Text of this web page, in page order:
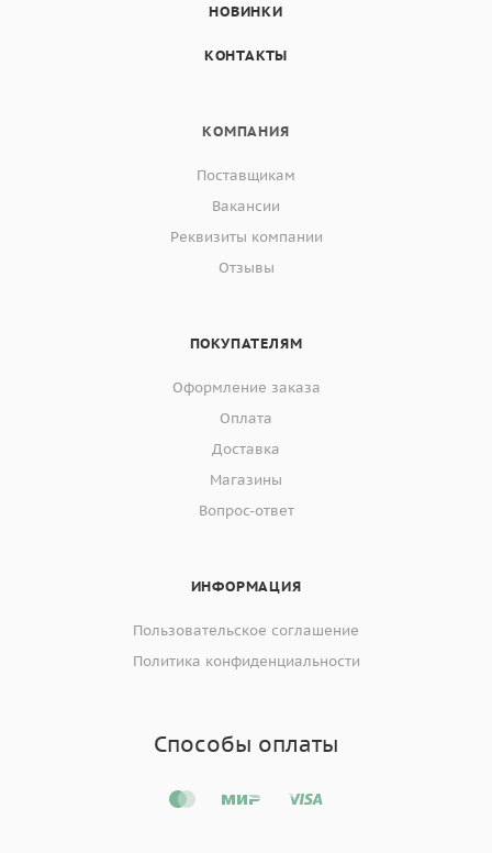
НОВИНКИ
КОНТАКТЫ
КОМПАНИЯ
Поставщикам
Вакансии
Реквизиты компании
Отзывы
ПОКУПАТЕЛЯМ
Оформление заказа
Оплата
Доставка
Магазины
Вопрос-ответ
ИНФОРМАЦИЯ
Пользовательское соглашение
Политика конфиденциальности
Способы оплаты